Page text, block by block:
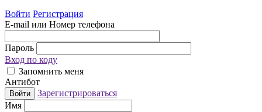
Войти Регистрация
E-mail или Номер телефона
Пароль
Вход по коду
Запомнить меня
Антибот
Войти
Зарегистрироваться
Имя